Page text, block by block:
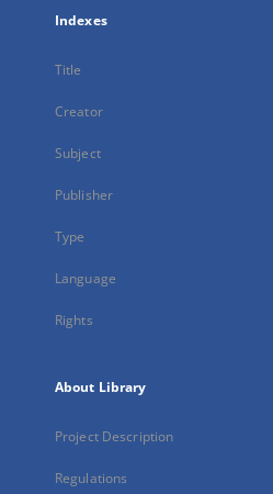
Indexes
Title
Creator
Subject
Publisher
Type
Language
Rights
About Library
Project Description
Regulations